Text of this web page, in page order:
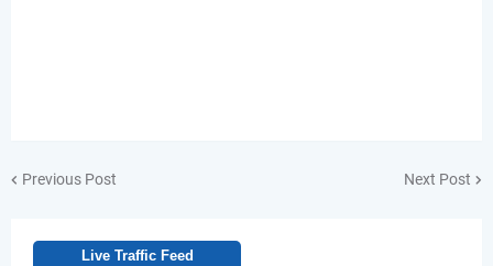
Previous Post Next Post
Live Traffic Feed